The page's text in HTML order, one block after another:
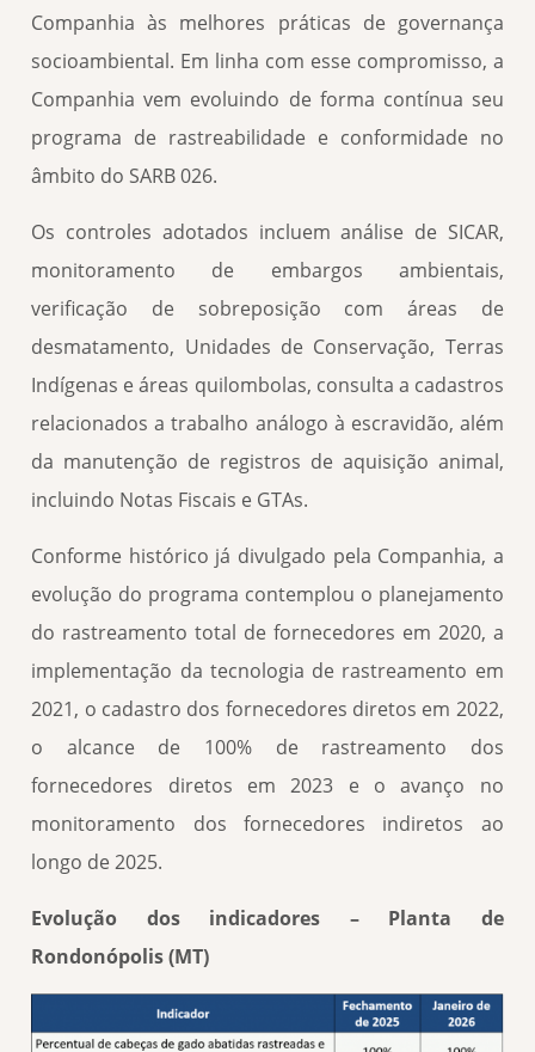
Companhia às melhores práticas de governança
socioambiental. Em linha com esse compromisso, a
Companhia vem evoluindo de forma contínua seu
programa de rastreabilidade e conformidade no
âmbito do SARB 026.
Os controles adotados incluem análise de SICAR,
monitoramento de embargos ambientais,
verificação de sobreposição com áreas de
desmatamento, Unidades de Conservação, Terras
Indígenas e áreas quilombolas, consulta a cadastros
relacionados a trabalho análogo à escravidão, além
da manutenção de registros de aquisição animal,
incluindo Notas Fiscais e GTAs.
Conforme histórico já divulgado pela Companhia, a
evolução do programa contemplou o planejamento
do rastreamento total de fornecedores em 2020, a
implementação da tecnologia de rastreamento em
2021, o cadastro dos fornecedores diretos em 2022,
o alcance de 100% de rastreamento dos
fornecedores diretos em 2023 e o avanço no
monitoramento dos fornecedores indiretos ao
longo de 2025.
Evolução dos indicadores – Planta de
Rondonópolis (MT)